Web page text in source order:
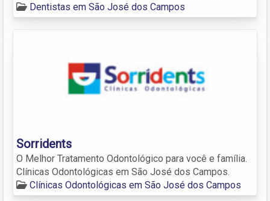
Dentistas em São José dos Campos
Sorridents
O Melhor Tratamento Odontológico para você e família.
Clínicas Odontológicas em São José dos Campos.
Clínicas Odontológicas em São José dos Campos